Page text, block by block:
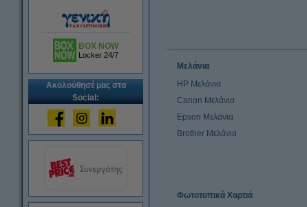
BOX NOW
Locker 24/7
Ακολούθησέ μας στα
Social:
Μελάνια
HP Μελάνια
Canon Μελάνια
Epson Μελάνια
Brother Μελάνια
Φωτοτυπικά Χαρτιά